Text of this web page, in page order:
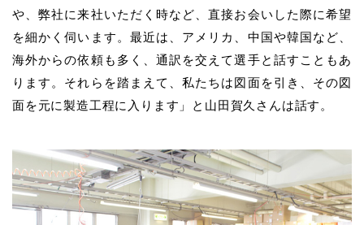
や、弊社に来社いただく時など、直接お会いした際に希望
を細かく伺います。最近は、アメリカ、中国や韓国など、
海外からの依頼も多く、通訳を交えて選手と話すこともあ
ります。それらを踏まえて、私たちは図面を引き、その図
面を元に製造工程に入ります」と山田賀久さんは話す。